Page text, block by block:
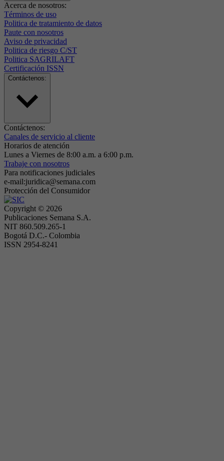
Acerca de nosotros:
Términos de uso
Politica de tratamiento de datos
Paute con nosotros
Aviso de privacidad
Politica de riesgo C/ST
Politica SAGRILAFT
Certificación ISSN
Contáctenos:
Contáctenos:
Canales de servicio al cliente
Horarios de atención
Lunes a Viernes de 8:00 a.m. a 6:00 p.m.
Trabaje con nosotros
Para notificaciones judiciales
e-mail:juridica@semana.com
Protección del Consumidor
Copyright © 2026
Publicaciones Semana S.A.
NIT 860.509.265-1
Bogotá D.C.- Colombia
ISSN 2954-8241